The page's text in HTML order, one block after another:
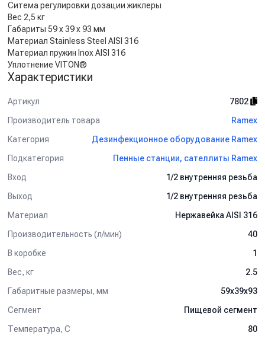
Ситема регулировки дозации жиклеры
Вес 2,5 кг
Габариты 59 x 39 x 93 мм
Материал Stainless Steel AISI 316
Материал пружин Inox AISI 316
Уплотнение VITON®
Характеристики
Артикул
7802
Производитель товара
Ramex
Категория
Дезинфекционное оборудование Ramex
Подкатегория
Пенные станции, сателлиты Ramex
Вход
1/2 внутренняя резьба
Выход
1/2 внутренняя резьба
Материал
Нержавейка AISI 316
Производительность (л/мин)
40
В коробке
1
Вес, кг
2.5
Габаритные размеры, мм
59x39x93
Сегмент
Пищевой сегмент
Температура, C
80